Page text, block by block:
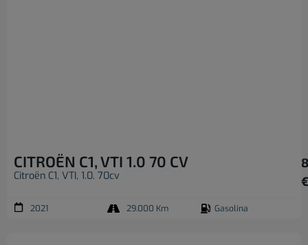
CITROËN C1, VTI 1.0 70 CV
Citroën C1, VTI, 1.0. 70cv
2021 29.000 Km Gasolina